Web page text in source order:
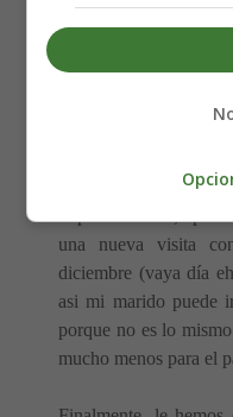
el feto pueda sufrir
los que esa prueba
una nueva visita
diciembre (vaya día
asi mi marido
porque no es lo
mucho menos para el